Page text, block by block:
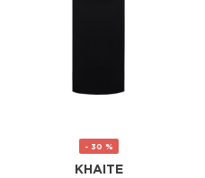
- 30 %
KHAITE